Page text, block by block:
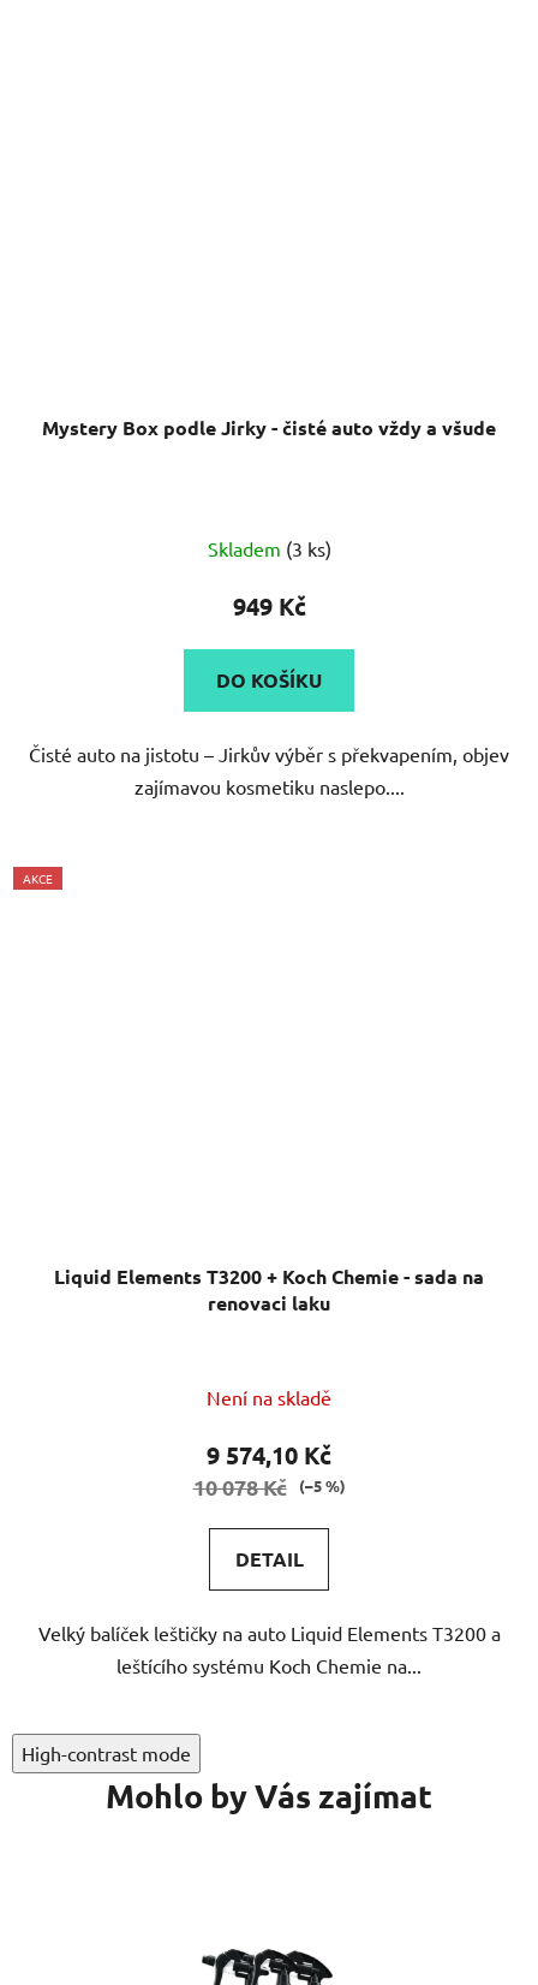
Mystery Box podle Jirky - čisté auto vždy a všude
hodnocení
produktu
5,0
z
hvězdiček.
Skladem (3 ks)
949 Kč
DO KOŠÍKU
Čisté auto na jistotu – Jirkův výběr s překvapením, objev
zajímavou kosmetiku naslepo....
AKCE
Liquid Elements T3200 + Koch Chemie - sada na
renovaci laku
hodnocení
produktu
je
5
Není na skladě
9 574,10 Kč
10 078 Kč (–5 %)
DETAIL
Velký balíček leštičky na auto Liquid Elements T3200 a
leštícího systému Koch Chemie na...
High-contrast mode
Mohlo by Vás zajímat